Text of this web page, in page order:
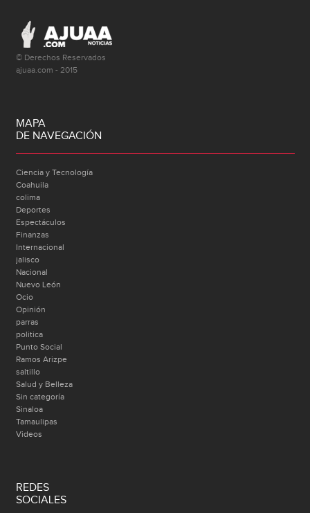
© Derechos Reservados
ajuaa.com - 2015
MAPA
DE NAVEGACIÓN
Ciencia y Tecnología
Coahuila
colima
Deportes
Espectáculos
Finanzas
Internacional
jalisco
Nacional
Nuevo León
Ocio
Opinión
parras
politica
Punto Social
Ramos Arizpe
saltillo
Salud y Belleza
Sin categoría
Sinaloa
Tamaulipas
Videos
REDES
SOCIALES